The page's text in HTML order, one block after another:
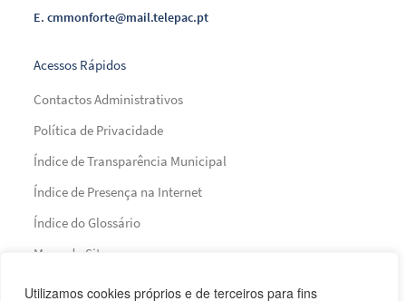
Utilizamos cookies próprios e de terceiros para fins
E.cmmonforte@mail.telepac.pt
Acessos Rápidos
Contactos Administrativos
Política de Privacidade
Índice de Transparência Municipal
Índice de Presença na Internet
Índice do Glossário
Mapa do Site